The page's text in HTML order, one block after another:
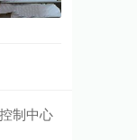
制中心